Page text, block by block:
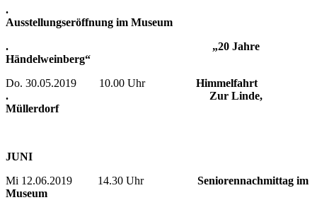
.
Ausstellungseröffnung im Museum
. „20 Jahre
Händelweinberg“
Do. 30.05.2019 10.00 Uhr Himmelfahrt
. Zur Linde,
Müllerdorf
JUNI
Mi 12.06.2019 14.30 Uhr Seniorennachmittag im
Museum